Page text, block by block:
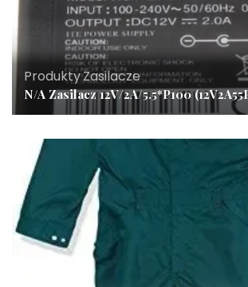
Produkty,Zasilacze
N/A Zasilacz 12V/2A/5.5*P100